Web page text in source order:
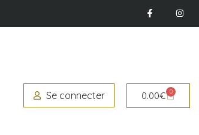
Se connecter 0.00€ 0